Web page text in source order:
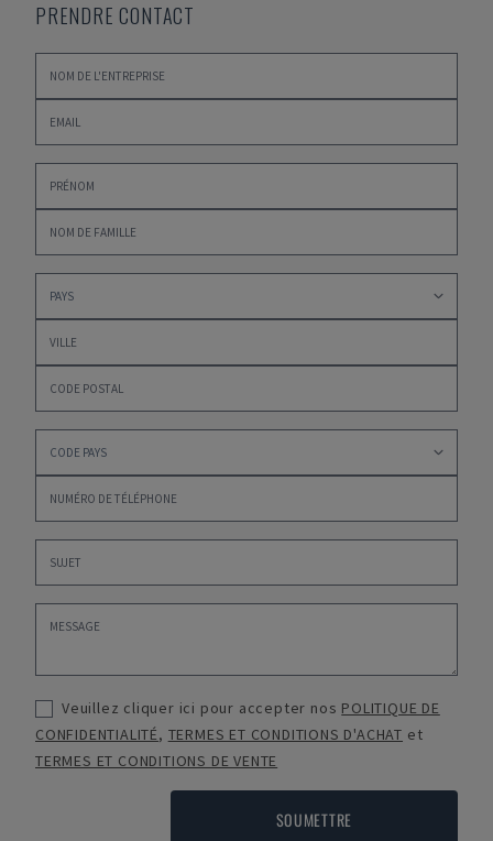
PRENDRE CONTACT
Veuillez cliquer ici pour accepter nos POLITIQUE DE
CONFIDENTIALITÉ, TERMES ET CONDITIONS D'ACHAT et
TERMES ET CONDITIONS DE VENTE
SOUMETTRE